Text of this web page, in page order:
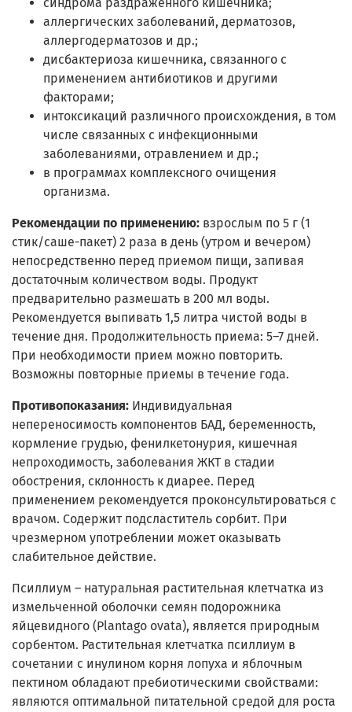
аллергических заболеваний, дерматозов,
аллергодерматозов и др.;
дисбактериоза кишечника, связанного с
применением антибиотиков и другими
факторами;
интоксикаций различного происхождения, в том
числе связанных с инфекционными
заболеваниями, отравлением и др.;
в программах комплексного очищения
организма.
Рекомендации по применению: взрослым по 5 г (1
стик/саше-пакет) 2 раза в день (утром и вечером)
непосредственно перед приемом пищи, запивая
достаточным количеством воды. Продукт
предварительно размешать в 200 мл воды.
Рекомендуется выпивать 1,5 литра чистой воды в
течение дня. Продолжительность приема: 5–7 дней.
При необходимости прием можно повторить.
Возможны повторные приемы в течение года.
Противопоказания: Индивидуальная
непереносимость компонентов БАД, беременность,
кормление грудью, фенилкетонурия, кишечная
непроходимость, заболевания ЖКТ в стадии
обострения, склонность к диарее. Перед
применением рекомендуется проконсультироваться с
врачом. Содержит подсластитель сорбит. При
чрезмерном употреблении может оказывать
слабительное действие.
Псиллиум – натуральная растительная клетчатка из
измельченной оболочки семян подорожника
яйцевидного (Plantago ovata), является природным
сорбентом. Растительная клетчатка псиллиум в
сочетании с инулином корня лопуха и яблочным
пектином обладают пребиотическими свойствами:
являются оптимальной питательной средой для роста